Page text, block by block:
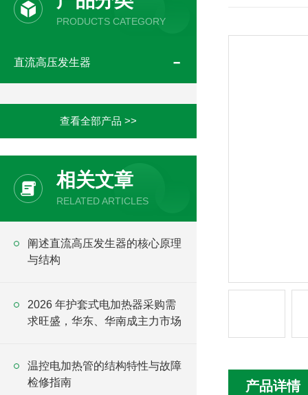
PRODUCTS CATEGORY
直流高压发生器
查看全部产品 >>
相关文章
RELATED ARTICLES
阐述直流高压发生器的核心原理
与结构
2026 年护套式电加热器采购需
求旺盛，华东、华南成主力市场
温控电加热管的结构特性与故障
检修指南
产品详情